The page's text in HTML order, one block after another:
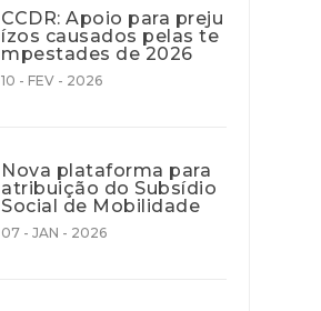
CCDR: Apoio para preju
ízos causados pelas te
mpestades de 2026
10 - FEV - 2026
Nova plataforma para
atribuição do Subsídio
Social de Mobilidade
07 - JAN - 2026